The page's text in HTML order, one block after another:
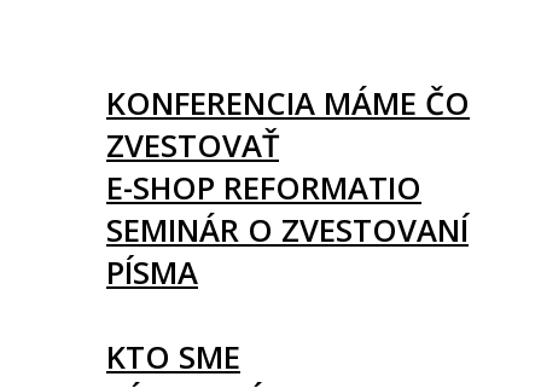
KONFERENCIA MÁME ČO
ZVESTOVAŤ
E-SHOP REFORMATIO
SEMINÁR O ZVESTOVANÍ
PÍSMA
KTO SME